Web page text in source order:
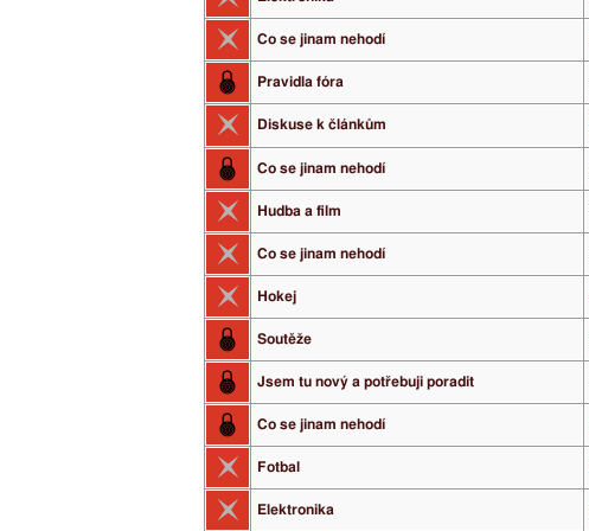
Co se jinam nehodí
Pravidla fóra
Diskuse k článkům
Co se jinam nehodí
Hudba a film
Co se jinam nehodí
Hokej
Soutěže
Jsem tu nový a potřebuji poradit
Co se jinam nehodí
Fotbal
Elektronika